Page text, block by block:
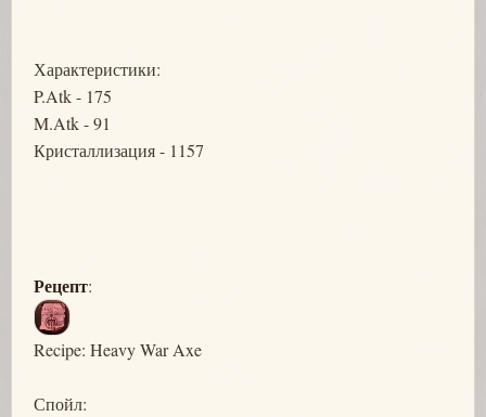
Характеристики:
P.Atk - 175
M.Atk - 91
Кристаллизация - 1157
Рецепт:
Recipe: Heavy War Axe
Спойл: